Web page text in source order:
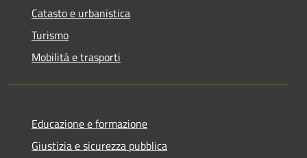
Catasto e urbanistica
Turismo
Mobilità e trasporti
Educazione e formazione
Giustizia e sicurezza pubblica